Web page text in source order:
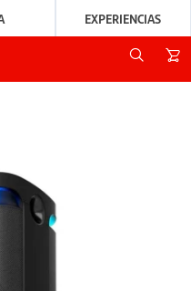
EXPERIENCIAS